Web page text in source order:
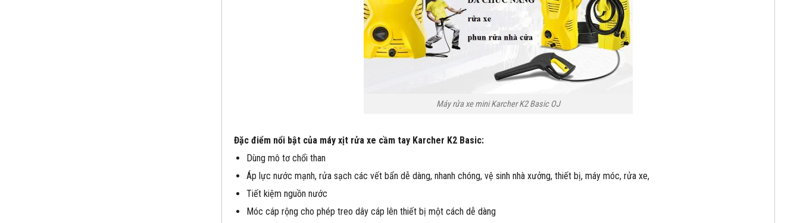
Máy rửa xe mini Karcher K2 Basic OJ
Đặc điểm nổi bật của máy xịt rửa xe cầm tay Karcher K2 Basic:
Dùng mô tơ chổi than
Áp lực nước mạnh, rửa sạch các vết bẩn dễ dàng, nhanh chóng, vệ sinh nhà xưởng, thiết bị, máy móc, rửa xe,
Tiết kiệm nguồn nước
Móc cáp rộng cho phép treo dây cáp lên thiết bị một cách dễ dàng